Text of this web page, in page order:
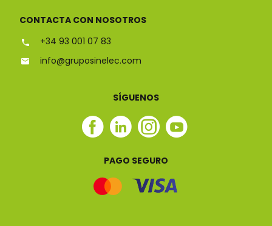
CONTACTA CON NOSOTROS
+34 93 001 07 83
info@gruposinelec.com
SÍGUENOS
Facebook
Linkedin
Instagram
Youtube
PAGO SEGURO